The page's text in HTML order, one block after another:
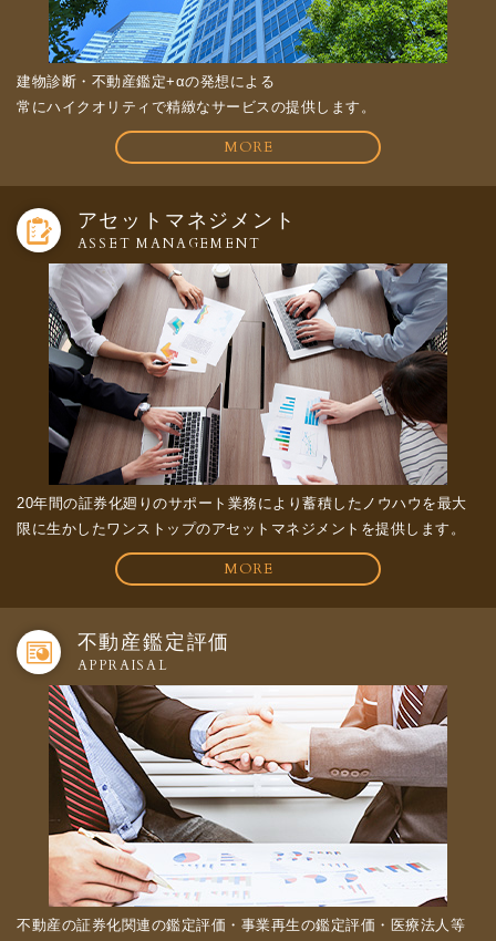
建物診断・不動産鑑定+αの発想による
常にハイクオリティで精緻なサービスの提供します。
MORE
アセットマネジメント
ASSET MANAGEMENT
20年間の証券化廻りのサポート業務により蓄積したノウハウを最大
限に生かしたワンストップのアセットマネジメントを提供します。
MORE
不動産鑑定評価
APPRAISAL
不動産の証券化関連の鑑定評価・事業再生の鑑定評価・医療法人等